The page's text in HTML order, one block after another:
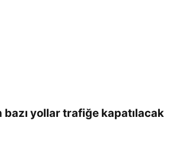
bazı yollar trafiğe kapatılacak